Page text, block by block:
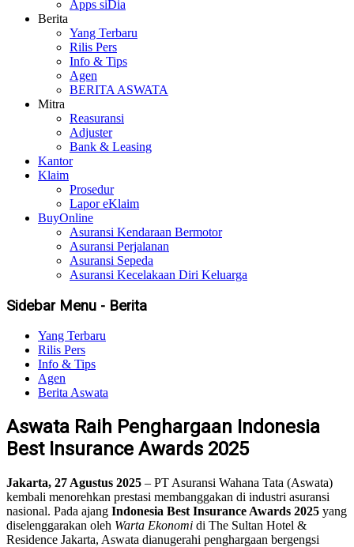
Apps siDia
Berita
Yang Terbaru
Rilis Pers
Info & Tips
Agen
BERITA ASWATA
Mitra
Reasuransi
Adjuster
Bank & Leasing
Kantor
Klaim
Prosedur
Lapor eKlaim
BuyOnline
Asuransi Kendaraan Bermotor
Asuransi Perjalanan
Asuransi Sepeda
Asuransi Kecelakaan Diri Keluarga
Sidebar Menu - Berita
Yang Terbaru
Rilis Pers
Info & Tips
Agen
Berita Aswata
Aswata Raih Penghargaan Indonesia
Best Insurance Awards 2025
Jakarta, 27 Agustus 2025 – PT Asuransi Wahana Tata (Aswata)
kembali menorehkan prestasi membanggakan di industri asuransi
nasional. Pada ajang Indonesia Best Insurance Awards 2025 yang
diselenggarakan oleh Warta Ekonomi di The Sultan Hotel &
Residence Jakarta, Aswata dianugerahi penghargaan bergengsi